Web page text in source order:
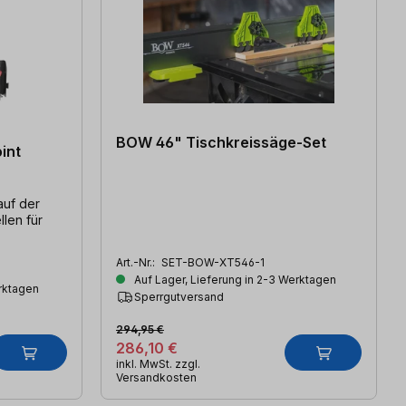
der
für
BOW 46" Tischkreissäge-Set
Art.-Nr.: SET-BOW-XT546-1
Auf Lager, Lieferung in 2-3 Werktagen
Sperrgutversand
286,10 €
294,95 €
inkl. MwSt. zzgl.
Versandkosten